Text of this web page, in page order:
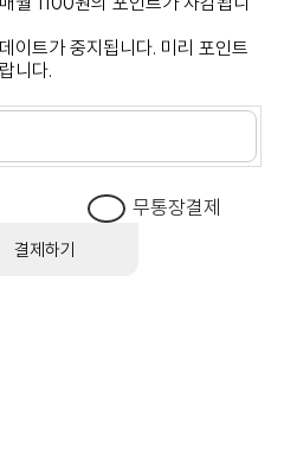
이트가 중지됩니다. 미리 포인트
니다.
무통장결제
결제하기